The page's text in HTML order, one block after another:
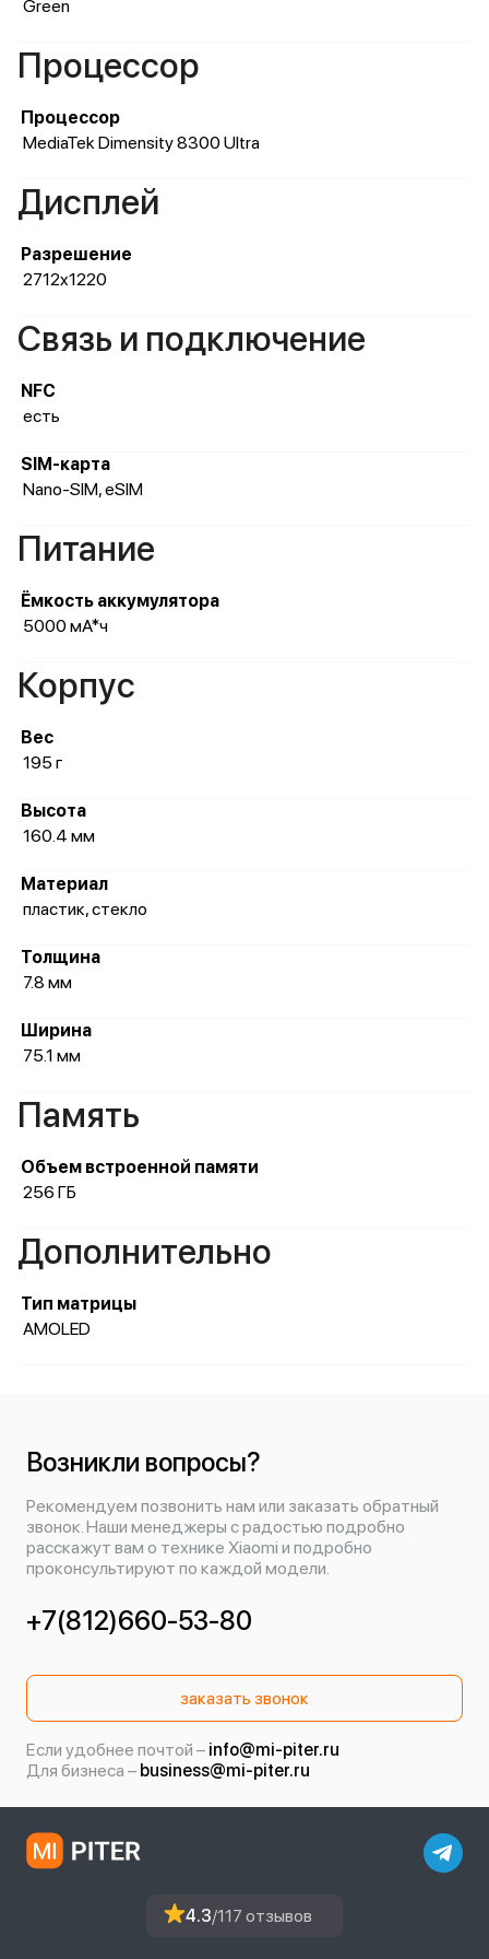
Green
Процессор
Процессор
MediaTek Dimensity 8300 Ultra
Дисплей
Разрешение
2712x1220
Связь и подключение
NFC
есть
SIM-карта
Nano-SIM, eSIM
Питание
Ёмкость аккумулятора
5000 мА*ч
Корпус
Вес
195 г
Высота
160.4 мм
Материал
пластик, стекло
Толщина
7.8 мм
Ширина
75.1 мм
Память
Объем встроенной памяти
256 ГБ
Дополнительно
Тип матрицы
AMOLED
Возникли вопросы?
Рекомендуем позвонить нам или заказать обратный
звонок. Наши менеджеры с радостью подробно
расскажут вам о технике Xiaomi и подробно
проконсультируют по каждой модели.
+7(812)660-53-80
заказать звонок
Если удобнее почтой – info@mi-piter.ru
Для бизнеса – business@mi-piter.ru
4.3/117 отзывов